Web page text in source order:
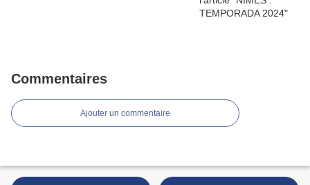
Commentaires
Ajouter un commentaire